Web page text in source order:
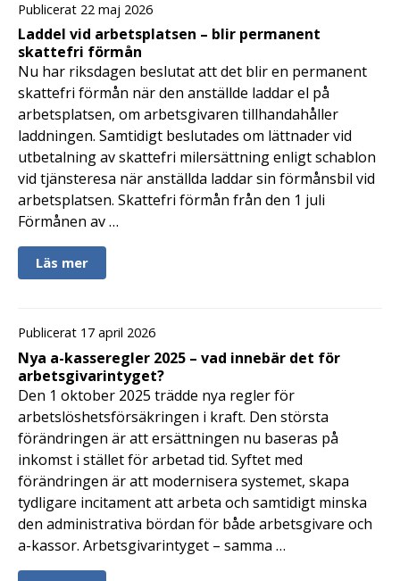
Publicerat 22 maj 2026
Laddel vid arbetsplatsen – blir permanent
skattefri förmån
Nu har riksdagen beslutat att det blir en permanent
skattefri förmån när den anställde laddar el på
arbetsplatsen, om arbetsgivaren tillhandahåller
laddningen. Samtidigt beslutades om lättnader vid
utbetalning av skattefri milersättning enligt schablon
vid tjänsteresa när anställda laddar sin förmånsbil vid
arbetsplatsen. Skattefri förmån från den 1 juli
Förmånen av …
Läs mer
Publicerat 17 april 2026
Nya a-kasseregler 2025 – vad innebär det för
arbetsgivarintyget?
Den 1 oktober 2025 trädde nya regler för
arbetslöshetsförsäkringen i kraft. Den största
förändringen är att ersättningen nu baseras på
inkomst i stället för arbetad tid. Syftet med
förändringen är att modernisera systemet, skapa
tydligare incitament att arbeta och samtidigt minska
den administrativa bördan för både arbetsgivare och
a-kassor. Arbetsgivarintyget – samma …